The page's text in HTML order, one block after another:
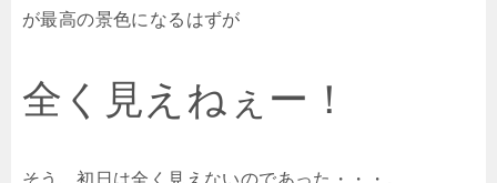
が最高の景色になるはずが
全く見えねぇー！
そう、初日は全く見えないのであった・・・。